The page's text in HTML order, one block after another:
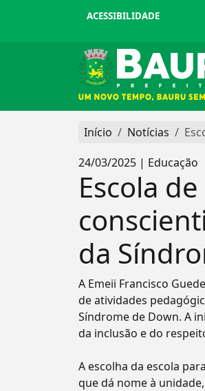
ACESSIBILIDADE
Início Notícias
24/03/2025 | Educação
Escola
da
A Emeii Francisco
de atividades
Síndrome de Down. A
da inclusão e do
A escolha da escola
que dá nome à